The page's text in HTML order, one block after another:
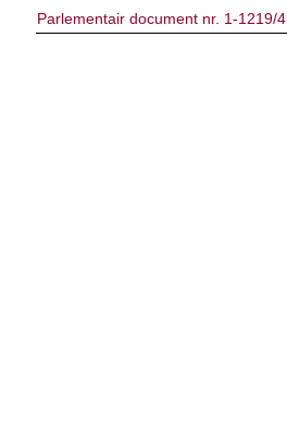
Parlementair document nr. 1-1219/4